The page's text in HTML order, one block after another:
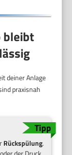
bleibt
deiner Anlage
praxisnah
Rückspülung.